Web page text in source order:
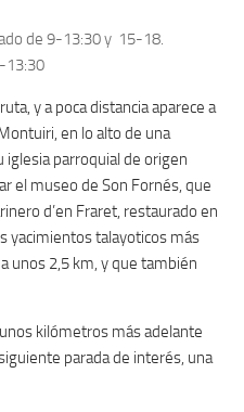
de 9-13:30 y 15-18.
13:30
y a poca distancia aparece a
en lo alto de una
iglesia parroquial de origen
el museo de Son Fornés, que
d’en Fraret, restaurado en
yacimientos talayoticos más
unos 2,5 km, y que también
kilómetros más adelante
parada de interés, una